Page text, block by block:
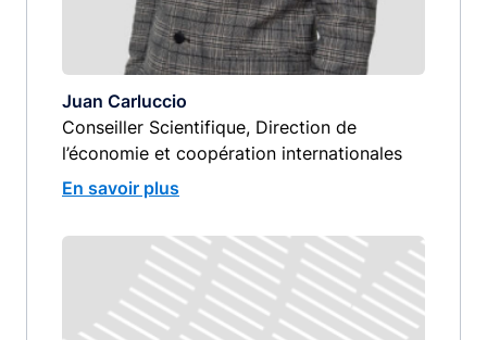
Juan Carluccio
Conseiller Scientifique, Direction de
l’économie et coopération internationales
En savoir plus
image